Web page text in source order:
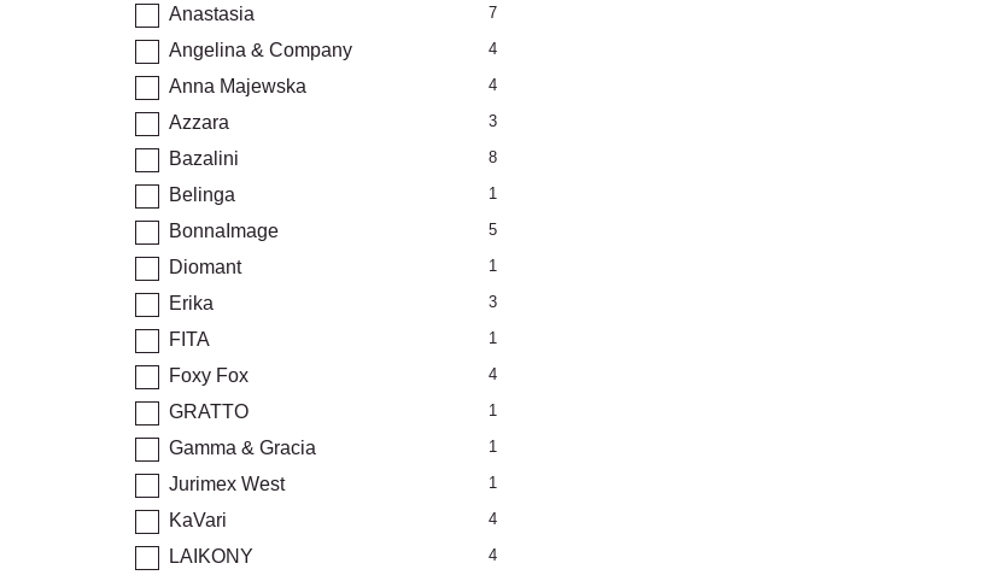
Anastasia 7
Angelina & Company 4
Anna Majewska 4
Azzara 3
Bazalini 8
Belinga 1
BonnaImage 5
Diomant 1
Erika 3
FITA 1
Foxy Fox 4
GRATTO 1
Gamma & Gracia 1
Jurimex West 1
KaVari 4
LAIKONY 4